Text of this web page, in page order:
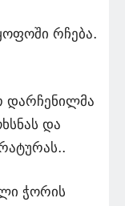
რჩება.
დარჩენილმა
და
ჭორის